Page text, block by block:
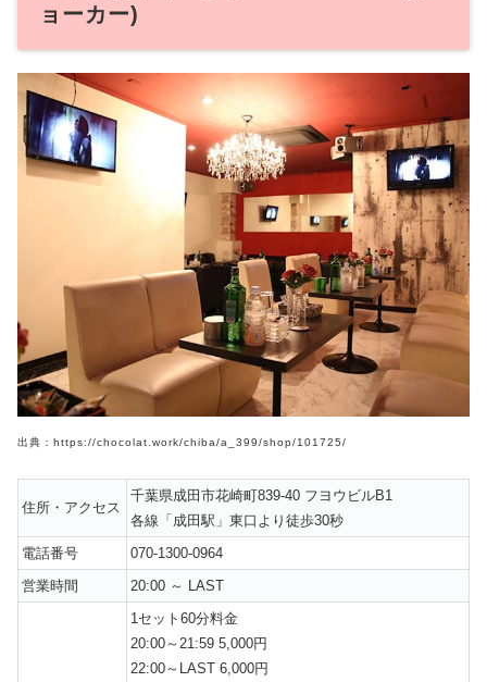
ョーカー)
出典：https://chocolat.work/chiba/a_399/shop/101725/
住所・アクセス
千葉県成田市花崎町839-40 フヨウビルB1
各線「成田駅」東口より徒歩30秒
電話番号
070-1300-0964
営業時間
20:00 ～ LAST
1セット60分料金
20:00～21:59 5,000円
22:00～LAST 6,000円